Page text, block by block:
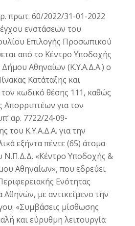
πρωτ. 60/2022/31-01-2022
ενστάσεων του
Επιλογής Προσωπικού
από το Κέντρο Υποδοχής
Δήμου Αθηναίων (Κ.Υ.Α.Δ.Α.) ο
Κατάταξης και
τον κωδικό θέσης 111, καθώς
Απορριπτέων για τον
αρ. 7722/24-09-
του Κ.Υ.Α.Δ.Α. για την
εξήντα πέντε (65) άτομα
Ν.Π.Δ.Δ. «Κέντρο Υποδοχής &
Αθηναίων», που εδρεύει
Ενότητας
Αθηνών, με αντικείμενο την
«Συμβάσεις μίσθωσης
και εύρυθμη λειτουργία